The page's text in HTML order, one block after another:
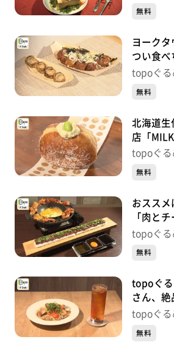
画面をご注文の前にお店の方にお見
「定額見放題会員」を提示）
※紹介した店舗情報は変更してい
※紹介した商品は取り扱いが終了し
す。
無料
ヨークタ
つい食べ
鮮焼きは
topoぐる
無料
北海道生
店「
長町店」
topoぐる
無料
おススメ
「肉と
topoぐる
無料
topoぐる
さん、絶
「Cafe
topoぐる
無料